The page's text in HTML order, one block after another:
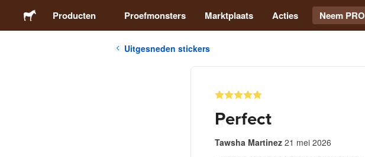
Producten Proefmonsters Marktplaats Acties Neem PRO
Uitgesneden stickers
Perfect
Tawsha Martinez 21 mei 2026